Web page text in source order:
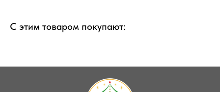
С этим товаром покупают: